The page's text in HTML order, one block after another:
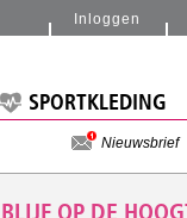
SPORTKLEDING
Nieuwsbrief
Inloggen
BLIJF OP DE